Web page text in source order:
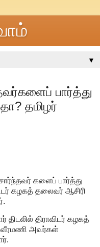
▼
பார்த்து
தமிழர்
களைப் பார்த்து
கழகத் தலைவர் ஆசிரி
திடலில் திராவிடர் கழகத்
அவர்கள்